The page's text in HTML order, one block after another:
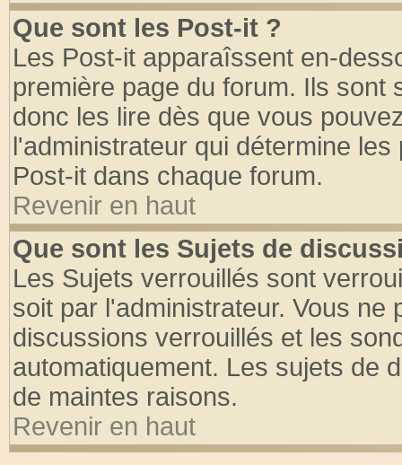
Que sont les Post-it ?
Les Post-it apparaîssent en-
première page du forum. Ils
donc les lire dès que vous
l'administrateur qui détermine
Post-it dans chaque forum.
Revenir en haut
Que sont les Sujets de
Les Sujets verrouillés sont
soit par l'administrateur. Vous
discussions verrouillés et les
automatiquement. Les sujets de
de maintes raisons.
Revenir en haut